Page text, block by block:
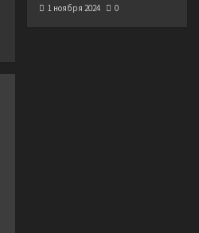
1 ноября 2024
0